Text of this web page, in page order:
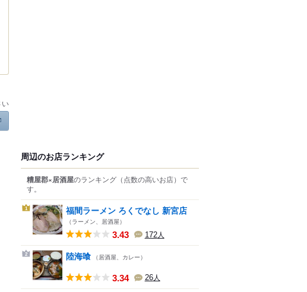
い
周辺のお店ランキング
糟屋郡×居酒屋のランキング （点数の高いお店） で
す。
1 福間ラーメン ろくでなし 新宮店
（ラーメン、居酒屋）
3.43 172人
2 陸海喰 （居酒屋、カレー）
3.34 26人